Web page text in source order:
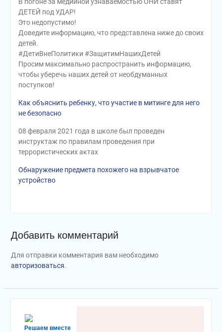
ДЕТЕЙ под УДАР!
Это недопустимо!
Доведите информацию, что представлена ниже до своих
детей.
#ДетиВнеПолитики #ЗащитимНашихДетей
Просим максимально распространить информацию,
чтобы уберечь наших детей от необдуманных
поступков!
Как объяснить ребенку, что участие в митинге для него
не безопасно
08 февраля 2021 года в школе был проведен
инструктаж по правилам проведения при
террористических актах
Обнаружение предмета похожего на взрывчатое
устройство
Добавить комментарий
Для отправки комментария вам необходимо
авторизоваться.
Решаем вместе